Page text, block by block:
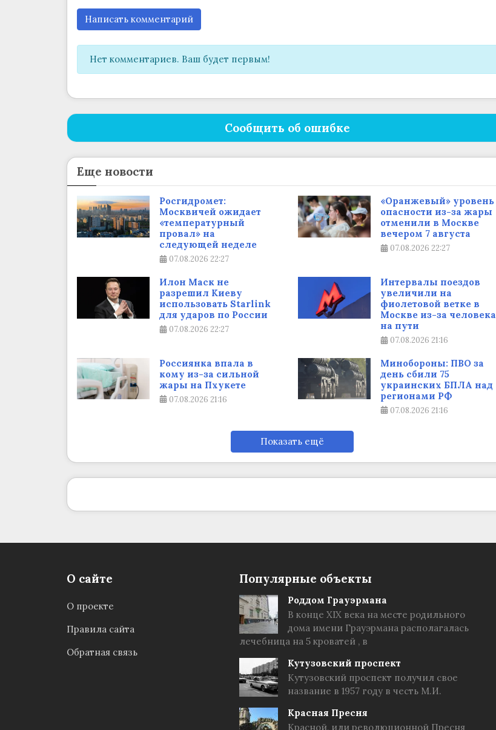
Написать комментарий
Нет комментариев. Ваш будет первым!
Сообщить об ошибке
Еще новости
Росгидромет:
Москвичей ожидает
«температурный
провал» на
следующей неделе
07.08.2026 22:27
«Оранжевый» уровень
опасности из-за жары
отменили в Москве
вечером 7 августа
07.08.2026 22:27
Илон Маск не
разрешил Киеву
использовать Starlink
для ударов по России
07.08.2026 22:27
Интервалы поездов
увеличили на
фиолетовой ветке в
Москве из-за человека
на пути
07.08.2026 21:16
Россиянка впала в
кому из-за сильной
жары на Пхукете
07.08.2026 21:16
Минобороны: ПВО за
день сбили 75
украинских БПЛА над
регионами РФ
07.08.2026 21:16
Показать ещё
О сайте
О проекте
Правила сайта
Обратная связь
Популярные объекты
Роддом Грауэрмана
В конце XIX века на месте родильного
дома имени Грауэрмана располагалась
лечебница на 5 кроватей , в
Кутузовский проспект
Кутузовский проспект получил свое
название в 1957 году в честь М.И.
Красная Пресня
Красной, или революционной Пресня